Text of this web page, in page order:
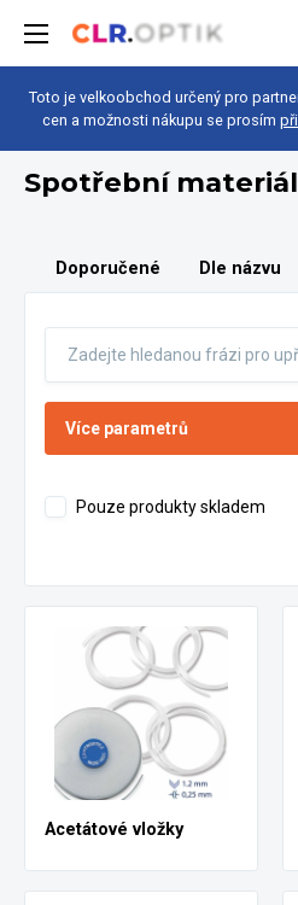
Toto je velkoobchod určený pro
cen a možnosti nákupu se prosím
Optická dílna Spotřební
Spotřební materiál
Doporučené Dle názvu
Více parametrů
Pouze produkty skladem
Acetátové vložky